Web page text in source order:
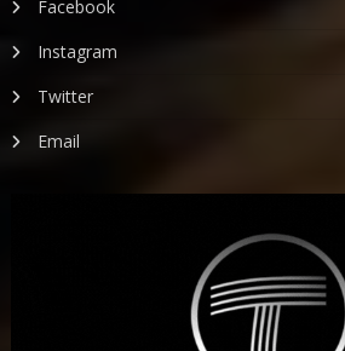
Facebook
Instagram
Twitter
Email